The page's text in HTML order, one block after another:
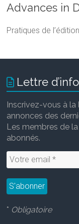
Advances in
Pratiques de
Lettre
Inscrivez-vous à
annonces des
Les membres de
abonnés.
* Obligatoire